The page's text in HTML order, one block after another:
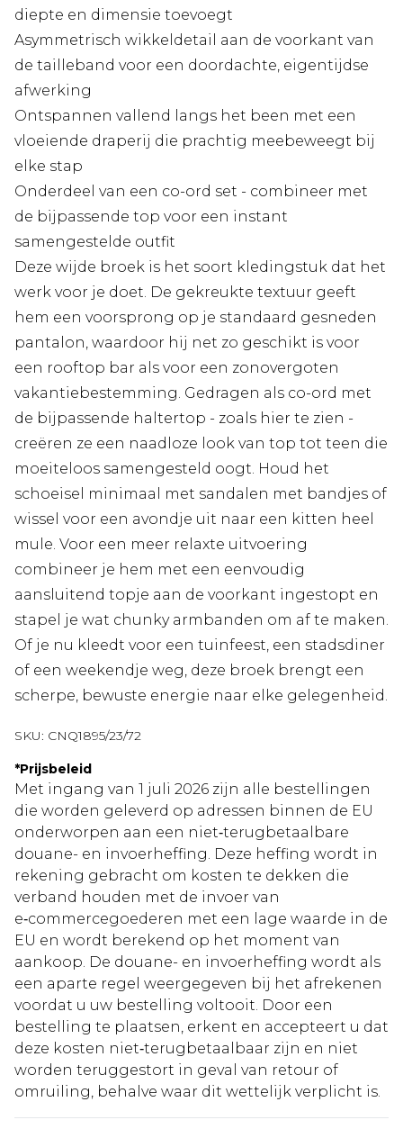
diepte en dimensie toevoegt
Asymmetrisch wikkeldetail aan de voorkant van
de tailleband voor een doordachte, eigentijdse
afwerking
Ontspannen vallend langs het been met een
vloeiende draperij die prachtig meebeweegt bij
elke stap
Onderdeel van een co-ord set - combineer met
de bijpassende top voor een instant
samengestelde outfit
Deze wijde broek is het soort kledingstuk dat het
werk voor je doet. De gekreukte textuur geeft
hem een voorsprong op je standaard gesneden
pantalon, waardoor hij net zo geschikt is voor
een rooftop bar als voor een zonovergoten
vakantiebestemming. Gedragen als co-ord met
de bijpassende haltertop - zoals hier te zien -
creëren ze een naadloze look van top tot teen die
moeiteloos samengesteld oogt. Houd het
schoeisel minimaal met sandalen met bandjes of
wissel voor een avondje uit naar een kitten heel
mule. Voor een meer relaxte uitvoering
combineer je hem met een eenvoudig
aansluitend topje aan de voorkant ingestopt en
stapel je wat chunky armbanden om af te maken.
Of je nu kleedt voor een tuinfeest, een stadsdiner
of een weekendje weg, deze broek brengt een
scherpe, bewuste energie naar elke gelegenheid.
SKU: CNQ1895/23/72
*Prijsbeleid
Met ingang van 1 juli 2026 zijn alle bestellingen
die worden geleverd op adressen binnen de EU
onderworpen aan een niet‑terugbetaalbare
douane- en invoerheffing. Deze heffing wordt in
rekening gebracht om kosten te dekken die
verband houden met de invoer van
e‑commercegoederen met een lage waarde in de
EU en wordt berekend op het moment van
aankoop. De douane- en invoerheffing wordt als
een aparte regel weergegeven bij het afrekenen
voordat u uw bestelling voltooit. Door een
bestelling te plaatsen, erkent en accepteert u dat
deze kosten niet‑terugbetaalbaar zijn en niet
worden teruggestort in geval van retour of
omruiling, behalve waar dit wettelijk verplicht is.